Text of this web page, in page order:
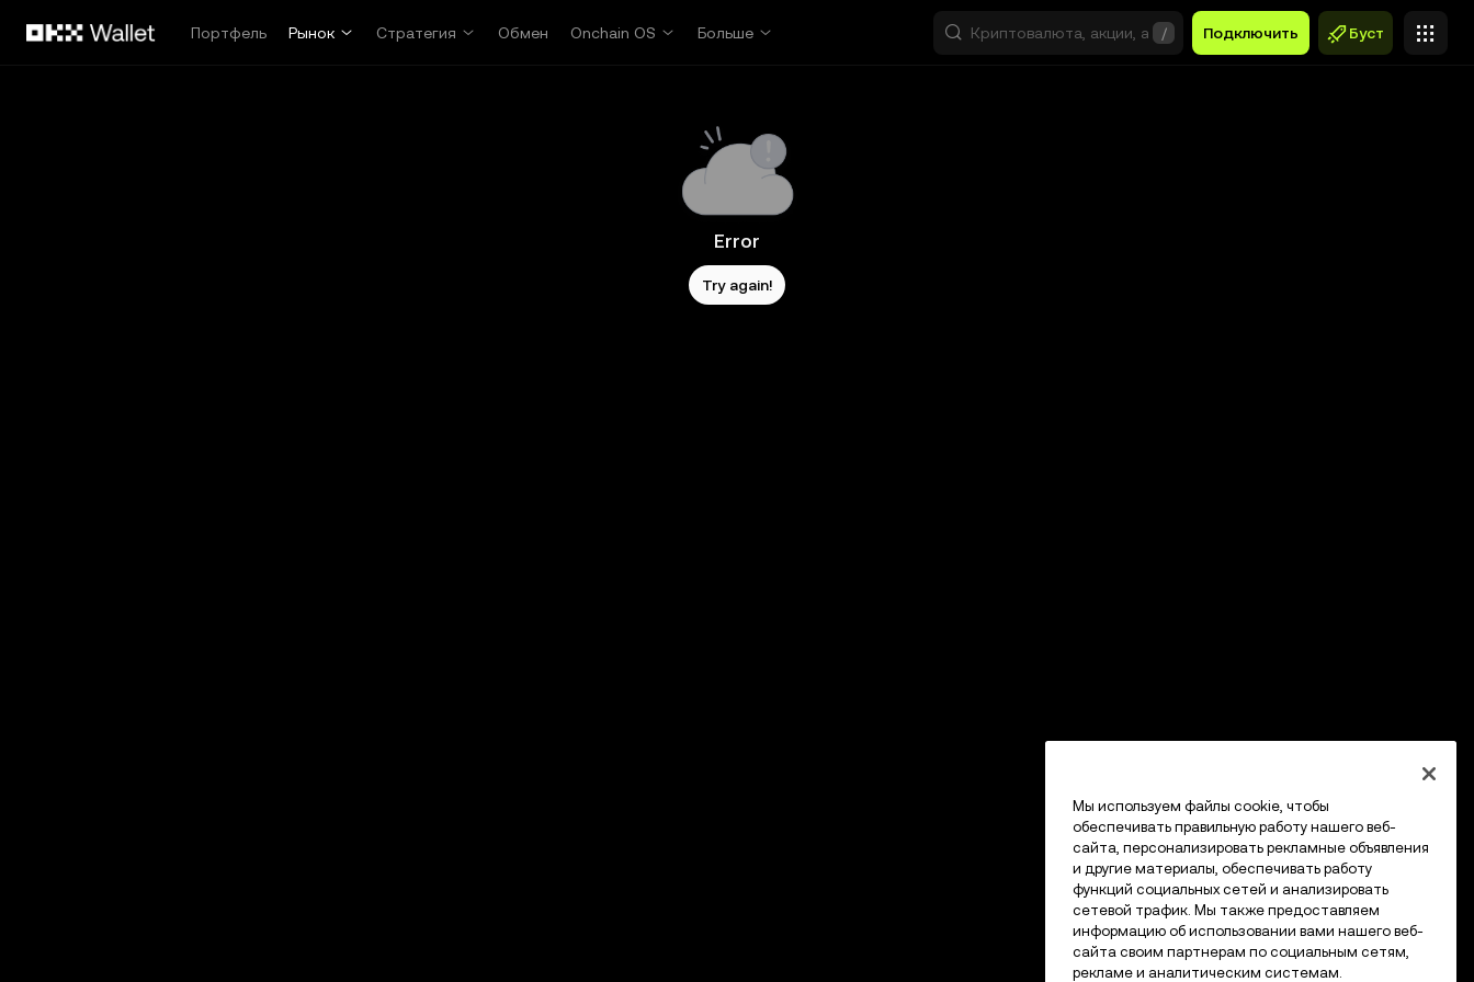
Портфель
Рынок Стратегия Обмен Onchain OS Больше / Подключить Буст
Error
Try again!
Мы используем файлы cookie, чтобы
обеспечивать правильную работу нашего веб-
сайта, персонализировать рекламные объявления
и другие материалы, обеспечивать работу
функций социальных сетей и анализировать
сетевой трафик. Мы также предоставляем
информацию об использовании вами нашего веб-
сайта своим партнерам по социальным сетям,
рекламе и аналитическим системам.